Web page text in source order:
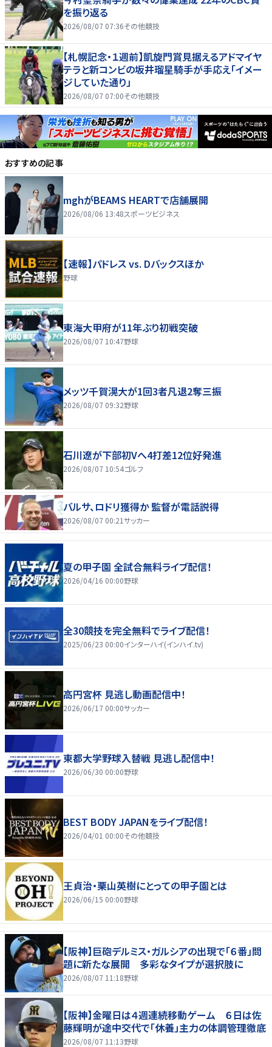
を振り返る
2026/08/07 07:36その他競技
【札幌記念・１週前】凱旋門賞見据えるアドマイヤ
テラと新コンビの坂井瑠星騎手が手応え「イメー
ジしていた通り」
2026/08/07 07:00その他競技
おすすめの記事
mghがBEAMS HEARTで店舗展開
2026/08/06 13:48スポーツビジネス
【速報】パドレス vs. Dバックスほか
野球
東海大甲府が11年ぶり初戦突破
2026/08/07 10:47野球
メッツ千賀滉大が1回3者凡退2奪三振
2026/08/07 09:32野球
石川遼が下部初Vへ4打差12位好発進
2026/08/07 10:54ゴルフ
バルサ、ロドリ獲得か 監督が電話説得
2026/08/07 00:21サッカー
夏の甲子園 全試合無料ライブ配信！
2026/04/16 00:00野球
全30競技を完全無料でライブ配信！
2025/06/23 00:00インターハイ(インハイ.tv)
高円宮杯 見逃し動画配信中！
2026/06/17 00:00サッカー
東都大学野球入替戦 見逃し配信中！
2026/06/30 00:00野球
BEST BODY JAPANをライブ配信！
2026/04/01 00:00その他競技
王貞治・栗山英樹にとっての甲子園とは
2026/06/15 00:00野球
【阪神】巨砲デルミス・ガルシアの出現で「６番」問
題に新たな展開 多彩なタイプが選択肢に
2026/08/07 11:18野球
【阪神】金曜日は４週連続移動ゲーム ６日は佐
藤輝明が途中交代で「休養」主力の体調管理徹底
2026/08/07 11:13野球